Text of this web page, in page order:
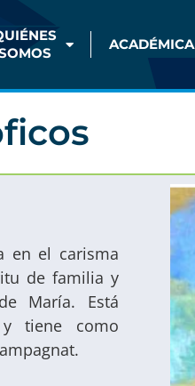
ACADÉMICA
en el carisma
de familia y
María. Está
tiene como